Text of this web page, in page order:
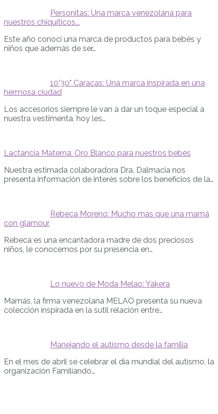
Personitas: Una marca venezolana para
nuestros chiquiticos...
Este año conocí una marca de productos para bebés y
niños que además de ser…
10°30" Caracas: Una marca inspirada en una
hermosa ciudad
Los accesorios siempre le van a dar un toque especial a
nuestra vestimenta, hoy les…
Lactancia Materna: Oro Blanco para nuestros bebés
Nuestra estimada colaboradora Dra. Dalmacia nos
presenta información de interés sobre los beneficios de la…
Rebeca Moreno: Mucho más que una mamá
con glamour
Rebeca es una encantadora madre de dos preciosos
niños, le conocemos por su presencia en…
Lo nuevo de Moda Melao: Yakera
Mamás, la firma venezolana MELAO presenta su nueva
colección inspirada en la sutil relación entre…
Manejando el autismo desde la familia
En el mes de abril se celebrar el día mundial del autismo, la
organización Familiando…